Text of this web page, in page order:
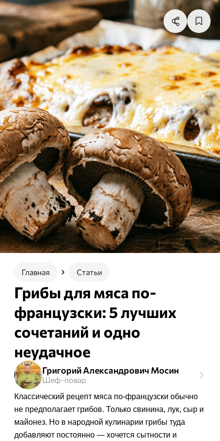
Главная Статьи
Грибы для мяса по-
французски: 5 лучших
сочетаний и одно
неудачное
Григорий Александрович Мосин
Шеф-повар
Классический рецепт мяса по-французски обычно
не предполагает грибов. Только свинина, лук, сыр и
майонез. Но в народной кулинарии грибы туда
добавляют постоянно — хочется сытности и